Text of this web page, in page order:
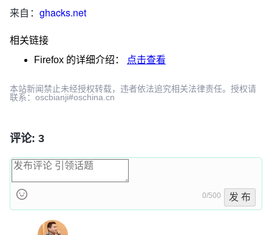
来自： ghacks.net
相关链接
Firefox 的详细介绍： 点击查看
本站新闻禁止未经授权转载，违者依法追究相关法律责任。授权请
联系：oscbianji#oschina.cn
评论: 3
0/500 发 布